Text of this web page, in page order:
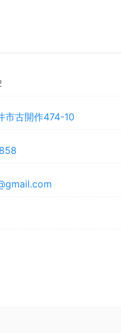
市古開作474-10